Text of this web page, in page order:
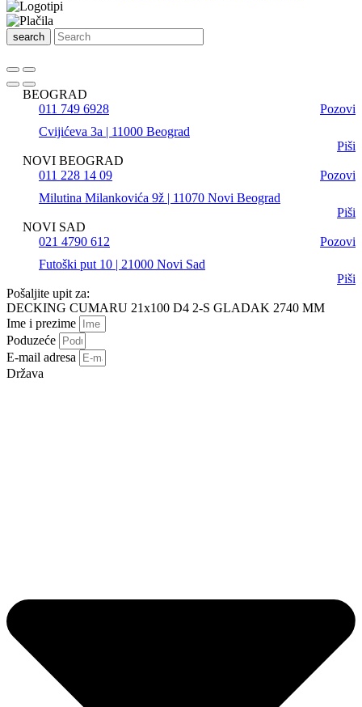
search
BEOGRAD
011 749 6928
Pozovi
Cvijićeva 3a | 11000 Beograd
Piši
NOVI BEOGRAD
011 228 14 09
Pozovi
Milutina Milankovića 9ž | 11070 Novi Beograd
Piši
NOVI SAD
021 4790 612
Pozovi
Futoški put 10 | 21000 Novi Sad
Piši
Pošaljite upit za:
DECKING CUMARU 21x100 D4 2-S GLADAK 2740 MM
Ime i prezime
Poduzeće
E-mail adresa
Država